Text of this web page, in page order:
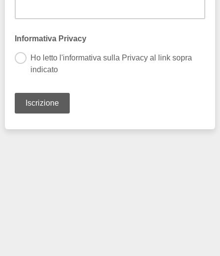
Informativa Privacy
Ho letto l'informativa sulla Privacy al link sopra
indicato